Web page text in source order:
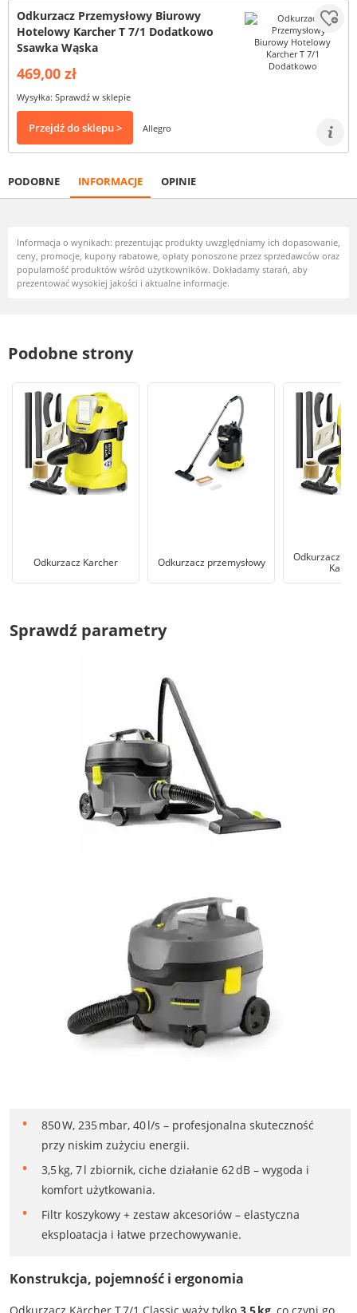
Odkurzacz Przemysłowy Biurowy
Hotelowy Karcher T 7/1 Dodatkowo
Ssawka Wąska
469,00 zł
Wysyłka: Sprawdź w sklepie
Przejdź do sklepu > Allegro
PODOBNE INFORMACJE OPINIE
Informacja o wynikach: prezentując produkty uwzględniamy ich dopasowanie,
ceny, promocje, kupony rabatowe, opłaty ponoszone przez sprzedawców oraz
popularność produktów wśród użytkowników. Dokładamy starań, aby
prezentować wysokiej jakości i aktualne informacje.
Podobne strony
Odkurzacz Karcher Odkurzacz przemysłowy
Odkurzacz
Sprawdź parametry
850 W, 235 mbar, 40 l/s – profesjonalna skuteczność
przy niskim zużyciu energii.
3,5 kg, 7 l zbiornik, ciche działanie 62 dB – wygoda i
komfort użytkowania.
Filtr koszykowy + zestaw akcesoriów – elastyczna
eksploatacja i łatwe przechowywanie.
Konstrukcja, pojemność i ergonomia